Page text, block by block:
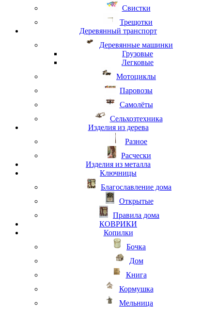
Свистки
Трещотки
Деревянный транспорт
Деревянные машинки
Грузовые
Легковые
Мотоциклы
Паровозы
Самолёты
Сельхозтехника
Изделия из дерева
Разное
Расчески
Изделия из металла
Ключницы
Благославление дома
Открытые
Правила дома
КОВРИКИ
Копилки
Бочка
Дом
Книга
Кормушка
Мельница